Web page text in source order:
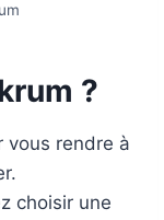
?
vous rendre à
choisir une